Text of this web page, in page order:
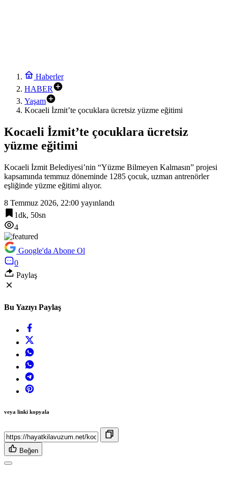
Haberler
HABER
Yaşam
Kocaeli İzmit’te çocuklara ücretsiz yüzme eğitimi
Kocaeli İzmit’te çocuklara ücretsiz
yüzme eğitimi
Kocaeli İzmit Belediyesi’nin “Yüzme Bilmeyen Kalmasın” projesi
kapsamında temmuz döneminde 1285 çocuk, uzman antrenörler
eşliğinde yüzme eğitimi alıyor.
8 Temmuz 2026, 22:00 yayınlandı
1dk, 50sn
4
Google'da Abone Ol
0
Paylaş
Bu Yazıyı Paylaş
veya linki kopyala
Beğen